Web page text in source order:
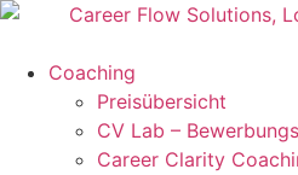
Zum
wechselnCoaching
Preisübersicht
CV Lab –
Career Clarity